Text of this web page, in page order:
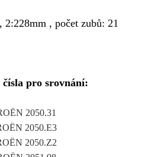
2:228mm , počet zubů: 21
čísla pro srovnání:
2050.31
2050.E3
2050.Z2